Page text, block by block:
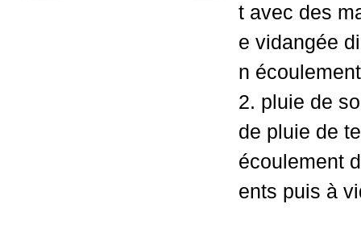
t avec des
e vidangée
n
2. pluie de
de pluie de
écoulement
ents puis à